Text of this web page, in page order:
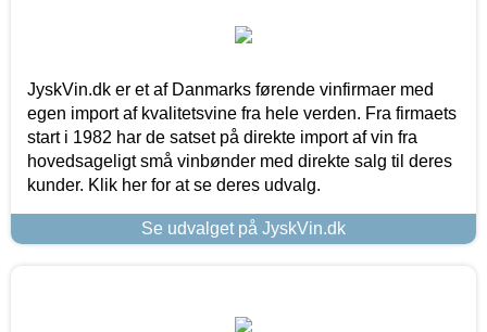
JyskVin.dk er et af Danmarks førende vinfirmaer med
egen import af kvalitetsvine fra hele verden. Fra firmaets
start i 1982 har de satset på direkte import af vin fra
hovedsageligt små vinbønder med direkte salg til deres
kunder. Klik her for at se deres udvalg.
Se udvalget på JyskVin.dk